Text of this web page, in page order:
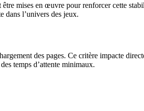
mises en œuvre pour renforcer cette
dans l’univers des jeux.
des pages. Ce critère impacte
temps d’attente minimaux.